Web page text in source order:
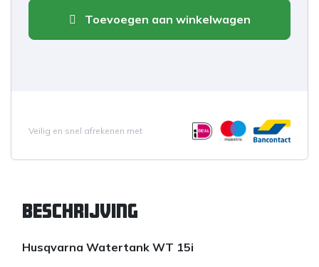
Toevoegen aan winkelwagen
Veilig en snel afrekenen met
Beschrijving
Husqvarna Watertank WT 15i